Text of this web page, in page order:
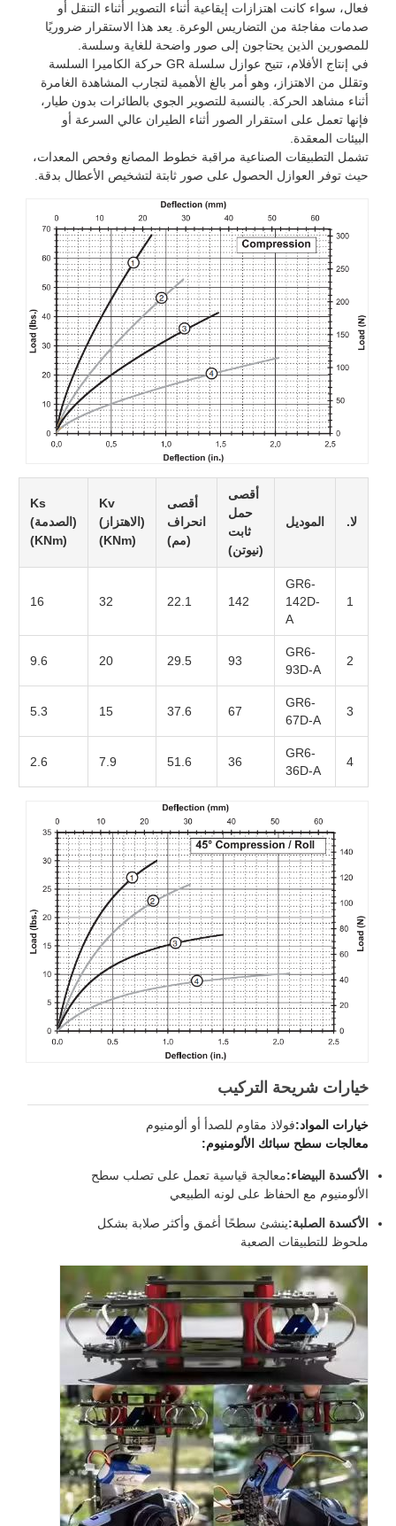
فعال، سواء كانت اهتزازات إيقاعية أثناء التصوير أثناء التنقل أو
صدمات مفاجئة من التضاريس الوعرة. يعد هذا الاستقرار ضروريًا
للمصورين الذين يحتاجون إلى صور واضحة للغاية وسلسة.
في إنتاج الأفلام، تتيح عوازل سلسلة GR حركة الكاميرا السلسة
وتقلل من الاهتزاز، وهو أمر بالغ الأهمية لتجارب المشاهدة الغامرة
أثناء مشاهد الحركة. بالنسبة للتصوير الجوي بالطائرات بدون طيار،
فإنها تعمل على استقرار الصور أثناء الطيران عالي السرعة أو
البيئات المعقدة.
تشمل التطبيقات الصناعية مراقبة خطوط المصانع وفحص المعدات،
حيث توفر العوازل الحصول على صور ثابتة لتشخيص الأعطال بدقة.
لا. الموديل
أقصى
حمل
ثابت
(نيوتن)
أقصى
انحراف
(مم)
Kv
(الاهتزاز)
Ks
(الصدمة)
GR6-
142D-
A
142
22.1
32
16
GR6-
93D-A
93
29.5
20
9.6
GR6-
67D-A
67
37.6
15
5.3
4
GR6-
36D-A
36
51.6
7.9
2.6
خيارات شريحة التركيب
خيارات المواد:فولاذ مقاوم للصدأ أو ألومنيوم
معالجات سطح سبائك الألومنيوم:
الأكسدة البيضاء:معالجة قياسية تعمل على تصلب سطح
الألومنيوم مع الحفاظ على لونه الطبيعي
الأكسدة الصلبة:ينشئ سطحًا أغمق وأكثر صلابة بشكل
ملحوظ للتطبيقات الصعبة